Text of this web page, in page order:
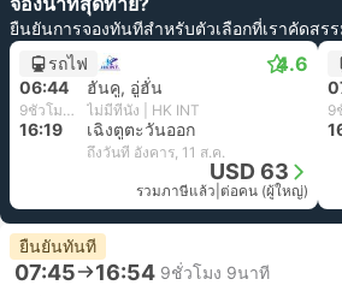
ยืนยันการจองทันทีสำหรับตัวเลือกที่เราคัดสร
รถไฟ
4.6
06:44 ฮันคู, อู่ฮั่น
9ชั่วโมง 35นาที ไม่มีที่นั่ง | HK INT
16:19 เฉิงตูตะวันออก
ถึงวันที่ อังคาร, 11 ส.ค.
USD 63
รวมภาษีแล้ว ต่อคน (ผู้ใหญ่)
ยืนยันทันที
07:45 16:54 9ชั่วโมง 9นาที